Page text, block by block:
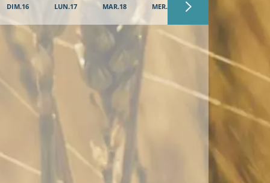
DIM.16 LUN.17 MAR.18 MER.19